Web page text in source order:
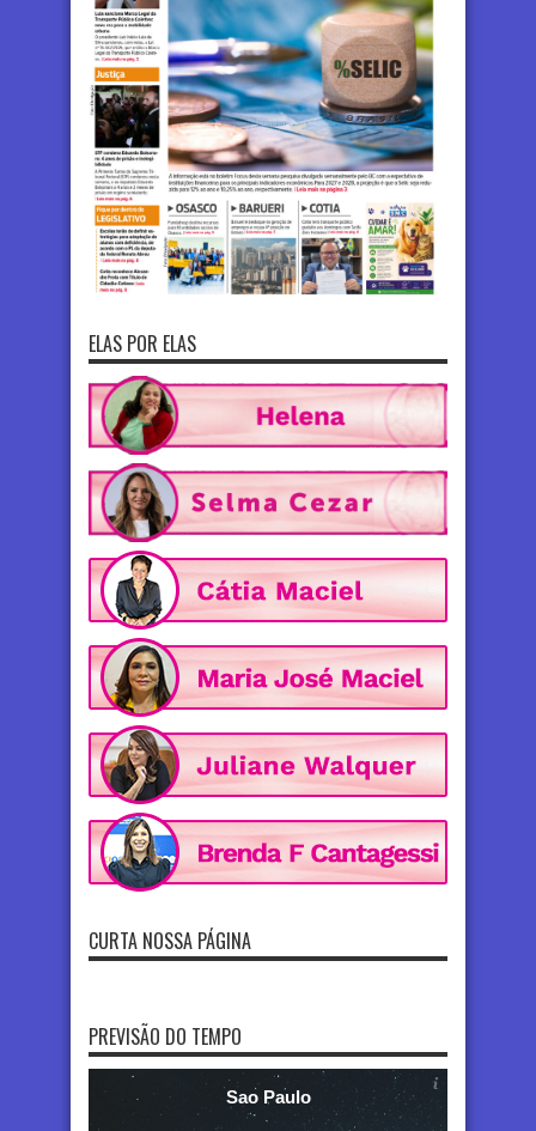
ELAS POR ELAS
CURTA NOSSA PÁGINA
PREVISÃO DO TEMPO
Sao Paulo